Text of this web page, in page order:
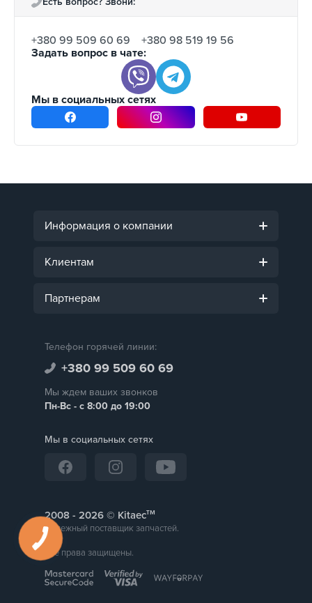
+380 99 509 60 69
+380 98 519 19 56
Задать вопрос в чате:
Мы в социальных сетях
Информация о компании
Клиентам
Партнерам
Телефон горячей линии:
+380 99 509 60 69
Мы ждем ваших звонков
Пн-Вс - с 8:00 до 19:00
Мы в социальных сетях
2008 - © Kitaecтм
Надежный поставщик запчастей.
Все права защищены.